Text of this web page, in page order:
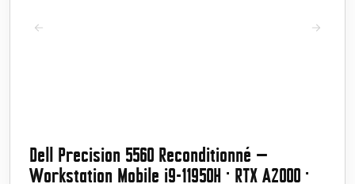
Dell Precision 5560 Reconditionné —
Workstation Mobile i9-11950H · RTX A2000 ·